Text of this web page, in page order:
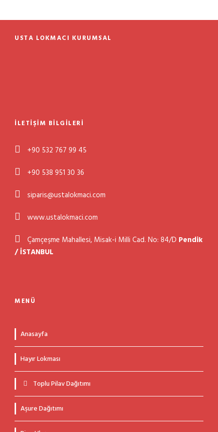
USTA LOKMACI KURUMSAL
İLETIŞIM BILGILERI
+90 532 767 99 45
+90 538 951 30 36
siparis@ustalokmaci.com
www.ustalokmaci.com
Çamçeşme Mahallesi, Misak-i Milli Cad. No: 84/D Pendik
/ İSTANBUL
MENÜ
Anasayfa
Hayır Lokması
Toplu Pilav Dağıtımı
Aşure Dağıtımı